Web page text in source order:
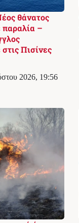
θάνατος
παραλία –
Πισίνες
2026, 19:56